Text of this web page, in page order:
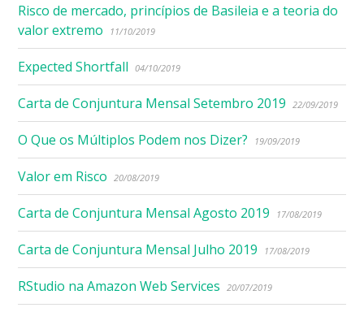
Risco de mercado, princípios de Basileia e a teoria do
valor extremo
11/10/2019
Expected Shortfall 04/10/2019
Carta de Conjuntura Mensal Setembro 2019 22/09/2019
O Que os Múltiplos Podem nos Dizer? 19/09/2019
Valor em Risco 20/08/2019
Carta de Conjuntura Mensal Agosto 2019 17/08/2019
Carta de Conjuntura Mensal Julho 2019 17/08/2019
RStudio na Amazon Web Services 20/07/2019